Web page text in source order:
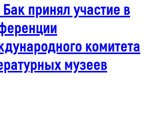
принял участие в
комитета
музеев